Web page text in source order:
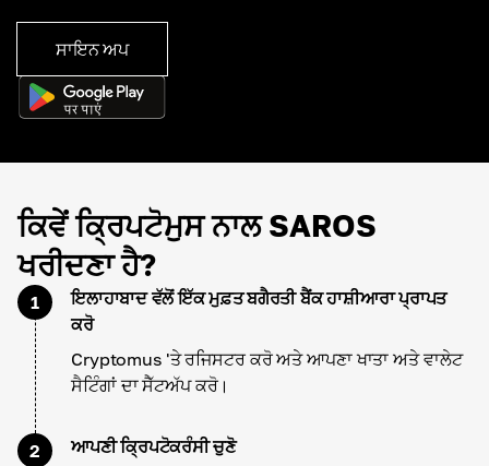
ਸਾਇਨ ਅਪ
ਕਿਵੇਂ ਕ੍ਰਿਪਟੋਮੁਸ ਨਾਲ SAROS
ਖਰੀਦਣਾ ਹੈ?
1
ਇਲਾਹਾਬਾਦ ਵੱਲੋਂ ਇੱਕ ਮੁਫ਼ਤ ਬਗੈਰਤੀ ਬੈਂਕ ਹਾਸ਼ੀਆਰਾ ਪ੍ਰਾਪਤ
ਕਰੋ
Cryptomus 'ਤੇ ਰਜਿਸਟਰ ਕਰੋ ਅਤੇ ਆਪਣਾ ਖਾਤਾ ਅਤੇ ਵਾਲੇਟ
ਸੈਟਿੰਗਾਂ ਦਾ ਸੈੱਟਅੱਪ ਕਰੋ।
2
ਆਪਣੀ ਕ੍ਰਿਪਟੋਕਰੰਸੀ ਚੁਣੋ